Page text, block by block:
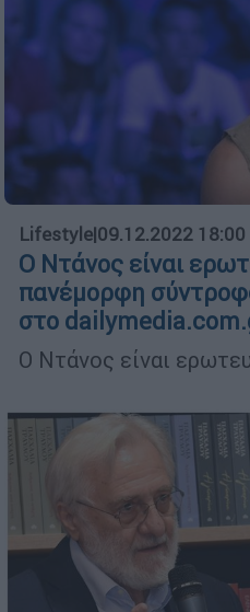
Lifestyle|09.12.2022 18:00
Ο Ντάνος είναι
πανέμορφη
στο
Ο Ντάνος είναι